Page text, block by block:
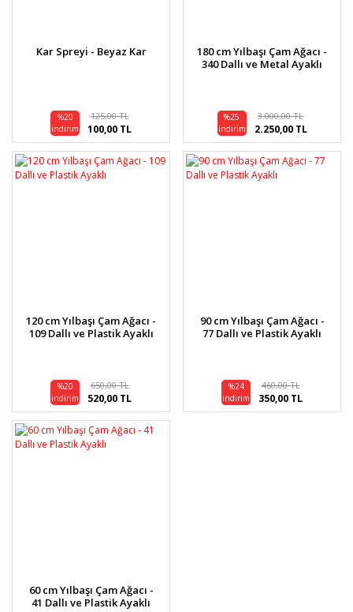
Kar Spreyi - Beyaz Kar
%20
indirim
125,00 TL
100,00 TL
180 cm Yılbaşı Çam Ağacı -
340 Dallı ve Metal Ayaklı
%25
indirim
3.000,00 TL
2.250,00 TL
120 cm Yılbaşı Çam Ağacı -
109 Dallı ve Plastik Ayaklı
%20
indirim
650,00 TL
520,00 TL
90 cm Yılbaşı Çam Ağacı -
77 Dallı ve Plastik Ayaklı
%24
indirim
460,00 TL
350,00 TL
60 cm Yılbaşı Çam Ağacı -
41 Dallı ve Plastik Ayaklı